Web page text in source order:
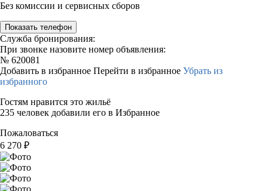
Без комиссии и сервисных сборов
Показать телефон
Служба бронирования:
При звонке назовите номер объявления:
№ 620081
Добавить в избранное Перейти в избранное Убрать из
избранного
Гостям нравится это жильё
235 человек добавили его в Избранное
Пожаловаться
6 270 ₽